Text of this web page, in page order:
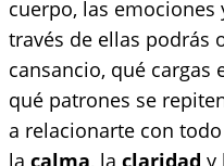
cuerpo, las
través de ellas podrás
cansancio, qué cargas
qué patrones se
a relacionarte con